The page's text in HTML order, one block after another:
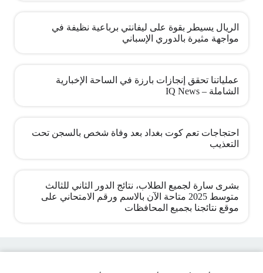
الريال يسيطر بقوة على ليفانتي برباعية نظيفة في
مواجهة مثيرة بالدوري الإسباني
عملياتنا تحقق إنجازات بارزة في الساحة الإخبارية
الشاملة – IQ News
احتجاجات تعم كوت بغداد بعد وفاة شخص بالسجن تحت
التعذيب
بشرى سارة لجميع الطلاب، نتائج الدور الثاني للثالث
متوسط 2025 متاحة الآن بالاسم ورقم الامتحاني على
موقع نتائجنا بجميع المحافظات